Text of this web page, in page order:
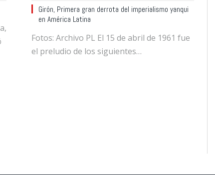
Girón, Primera gran derrota del imperialismo yanqui
en América Latina
Fotos: Archivo PL El 15 de abril de 1961 fue
el preludio de los siguientes…